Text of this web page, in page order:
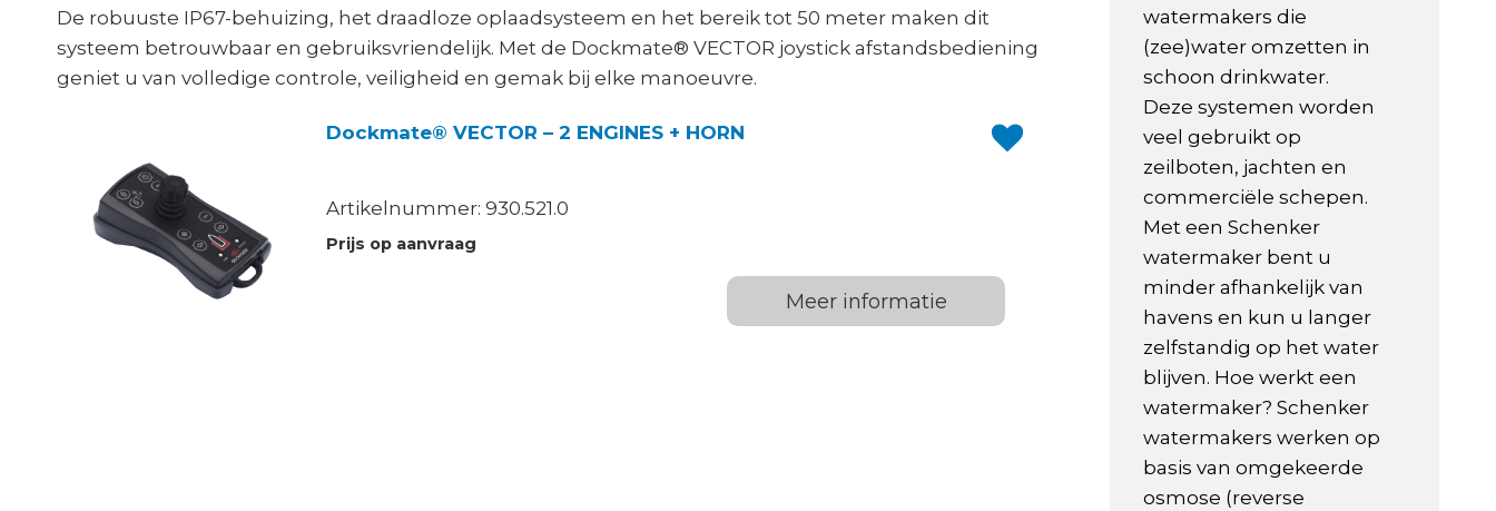
De robuuste IP67-behuizing, het draadloze oplaadsysteem en het bereik tot 50 meter maken dit
systeem betrouwbaar en gebruiksvriendelijk. Met de Dockmate® VECTOR joystick afstandsbediening
geniet u van volledige controle, veiligheid en gemak bij elke manoeuvre.
Dockmate® VECTOR – 2 ENGINES + HORN
Artikelnummer: 930.521.0
Prijs op aanvraag
Meer informatie
watermakers die
(zee)water omzetten in
schoon drinkwater.
Deze systemen worden
veel gebruikt op
zeilboten, jachten en
commerciële schepen.
Met een Schenker
watermaker bent u
minder afhankelijk van
havens en kun u langer
zelfstandig op het water
blijven. Hoe werkt een
watermaker? Schenker
watermakers werken op
basis van omgekeerde
osmose (reverse